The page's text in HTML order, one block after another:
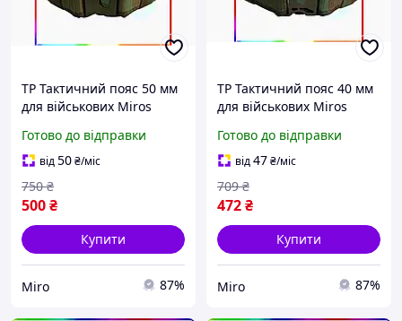
TP Тактичний пояс 50 мм
для військових Miros
фіксатором Miro-ll
Готово до відправки
від50₴/міс
500₴
750 ₴
Купити
Miro 87%
TP Тактичний пояс 40 мм
для військових Miros
довжини та тройним
фіксатором Miro-ll
Готово до відправки
від47₴/міс
472₴
709 ₴
Купити
Miro 87%